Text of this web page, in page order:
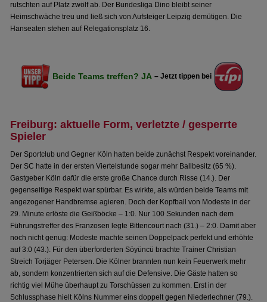
rutschten auf Platz zwölf ab. Der Bundesliga Dino bleibt seiner
Heimschwäche treu und ließ sich von Aufsteiger Leipzig demütigen. Die
Hanseaten stehen auf Relegationsplatz 16.
Beide Teams treffen? JA – Jetzt tippen bei
Freiburg: aktuelle Form, verletzte / gesperrte
Spieler
Der Sportclub und Gegner Köln hatten beide zunächst Respekt voreinander.
Der SC hatte in der ersten Viertelstunde sogar mehr Ballbesitz (65 %).
Gastgeber Köln dafür die erste große Chance durch Risse (14.). Der
gegenseitige Respekt war spürbar. Es wirkte, als würden beide Teams mit
angezogener Handbremse agieren. Doch der Kopfball von Modeste in der
29. Minute erlöste die Geißböcke – 1:0. Nur 100 Sekunden nach dem
Führungstreffer des Franzosen legte Bittencourt nach (31.) – 2:0. Damit aber
noch nicht genug: Modeste machte seinen Doppelpack perfekt und erhöhte
auf 3:0 (43.). Für den überforderten Söyüncü brachte Trainer Christian
Streich Torjäger Petersen. Die Kölner brannten nun kein Feuerwerk mehr
ab, sondern konzentrierten sich auf die Defensive. Die Gäste hatten so
richtig viel Mühe überhaupt zu Torschüssen zu kommen. Erst in der
Schlussphase hielt Kölns Nummer eins doppelt gegen Niederlechner (79.).